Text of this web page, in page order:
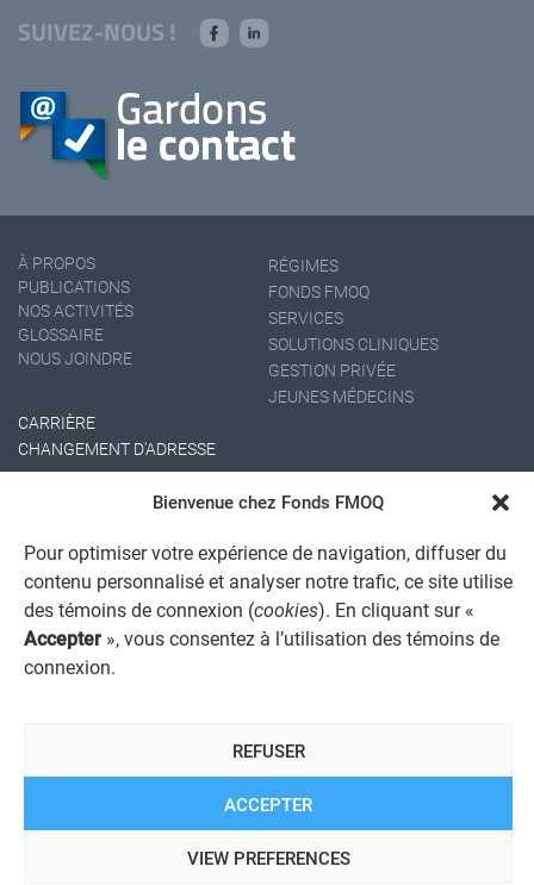
Bienvenue chez Fonds FMOQ
Pour optimiser votre expérience de navigation, diffuser du
contenu personnalisé et analyser notre trafic, ce site utilise
des témoins de connexion (cookies). En cliquant sur «
Accepter », vous consentez à l’utilisation des témoins de
connexion.
ACCEPTER
REFUSER
VIEW PREFERENCES
SUIVEZ-NOUS !
À PROPOS
PUBLICATIONS
NOS ACTIVITÉS
GLOSSAIRE
NOUS JOINDRE
RÉGIMES
FONDS FMOQ
SERVICES
SOLUTIONS CLINIQUES
GESTION PRIVÉE
JEUNES MÉDECINS
CARRIÈRE
CHANGEMENT D'ADRESSE
AVIS JURIDIQUE GÉNÉRAL
REGISTRE DES CONFLITS D'INTÉRÊTS
LIENS UTILES